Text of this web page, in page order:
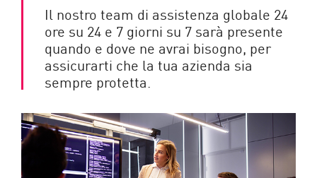
Il nostro team di assistenza globale 24
ore su 24 e 7 giorni su 7 sarà presente
quando e dove ne avrai bisogno, per
assicurarti che la tua azienda sia
sempre protetta.